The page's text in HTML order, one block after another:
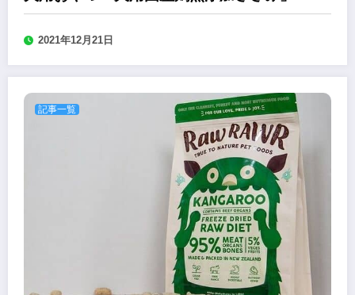
2021年12月21日
記事一覧